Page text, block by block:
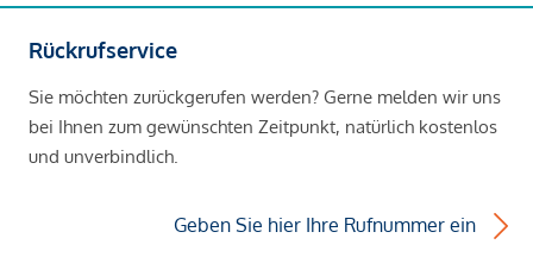
Rückrufservice
Sie möchten zurückgerufen werden? Gerne melden wir uns
bei Ihnen zum gewünschten Zeitpunkt, natürlich kostenlos
und unverbindlich.
Geben Sie hier Ihre Rufnummer ein